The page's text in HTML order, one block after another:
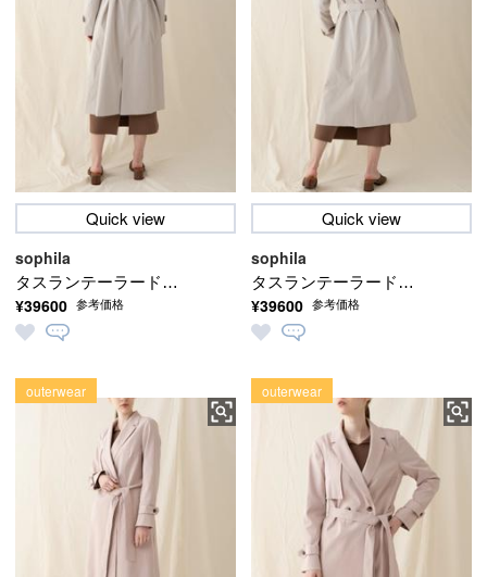
Quick view
タスランテーラードコ
ート
sophila
¥39600 参考価格
Quick view
タスランテーラードコ
ート
sophila
¥39600 参考価格
outerwear outerwear